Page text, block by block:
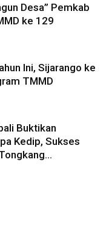
Desa” Pemkab
ke 129
Ini, Sijarango ke
TMMD
Buktikan
Kedip, Sukses